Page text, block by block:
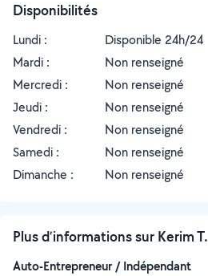
Disponibilités
Lundi :
Disponible 24h/24
Mardi :
Non renseigné
Mercredi :
Non renseigné
Jeudi :
Non renseigné
Vendredi :
Non renseigné
Samedi :
Non renseigné
Dimanche :
Non renseigné
Plus d’informations sur Kerim T.
Auto-Entrepreneur / Indépendant